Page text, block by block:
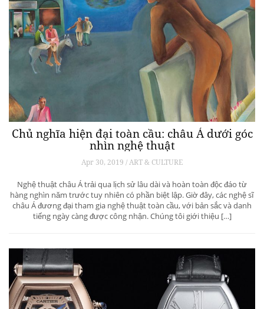
Chủ nghĩa hiện đại toàn cầu: châu Á dưới góc
nhìn nghệ thuật
Apr 30, 2019 / ART & CULTURE
Nghệ thuật châu Á trải qua lịch sử lâu dài và hoàn toàn độc đáo từ
hàng nghìn năm trước tuy nhiên có phần biệt lập. Giờ đây, các nghệ sĩ
châu Á đương đại tham gia nghệ thuật toàn cầu, với bản sắc và danh
tiếng ngày càng được công nhận. Chúng tôi giới thiệu […]